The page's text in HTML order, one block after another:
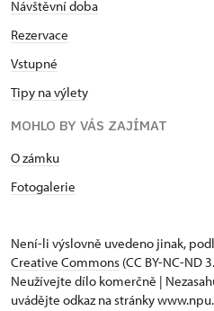
Návštěvní doba
Rezervace
Vstupné
Tipy na výlety
MOHLO BY VÁS ZAJÍMAT
O zámku
Fotogalerie
Není-li výslovně uvedeno jinak,
Creative Commons (CC BY-NC-ND
Neužívejte dílo komerčně |
uvádějte odkaz na stránky